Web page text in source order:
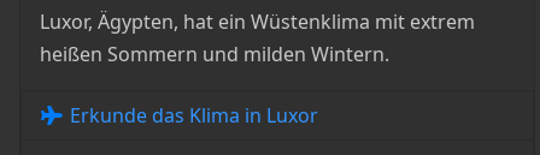
Luxor, Ägypten, hat ein Wüstenklima mit extrem
heißen Sommern und milden Wintern.
Erkunde das Klima in Luxor